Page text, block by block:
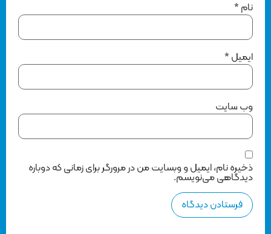
*
ایمیل*
وب‌ سایت
ذخیره نام، ایمیل و وبسایت من در مرورگر برای زمانی که دوباره
دیدگاهی می‌نویسم.